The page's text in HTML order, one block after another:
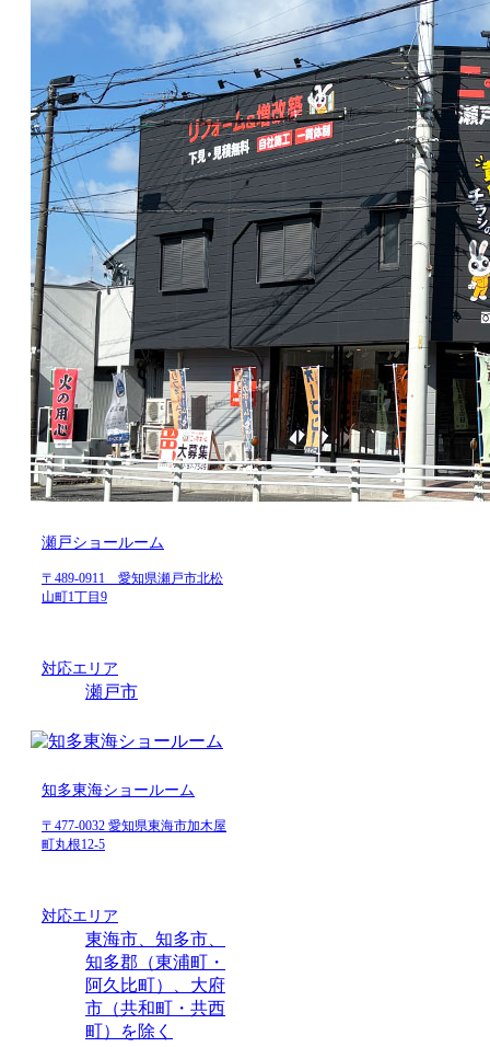
瀬戸ショールーム
〒489-0911 愛知県瀬戸市北松
山町1丁目9
対応エリア
瀬戸市
知多東海ショールーム
〒477-0032 愛知県東海市加木屋
町丸根12-5
対応エリア
東海市、知多市、
知多郡（東浦町・
阿久比町）、大府
市（共和町・共西
町）を除く